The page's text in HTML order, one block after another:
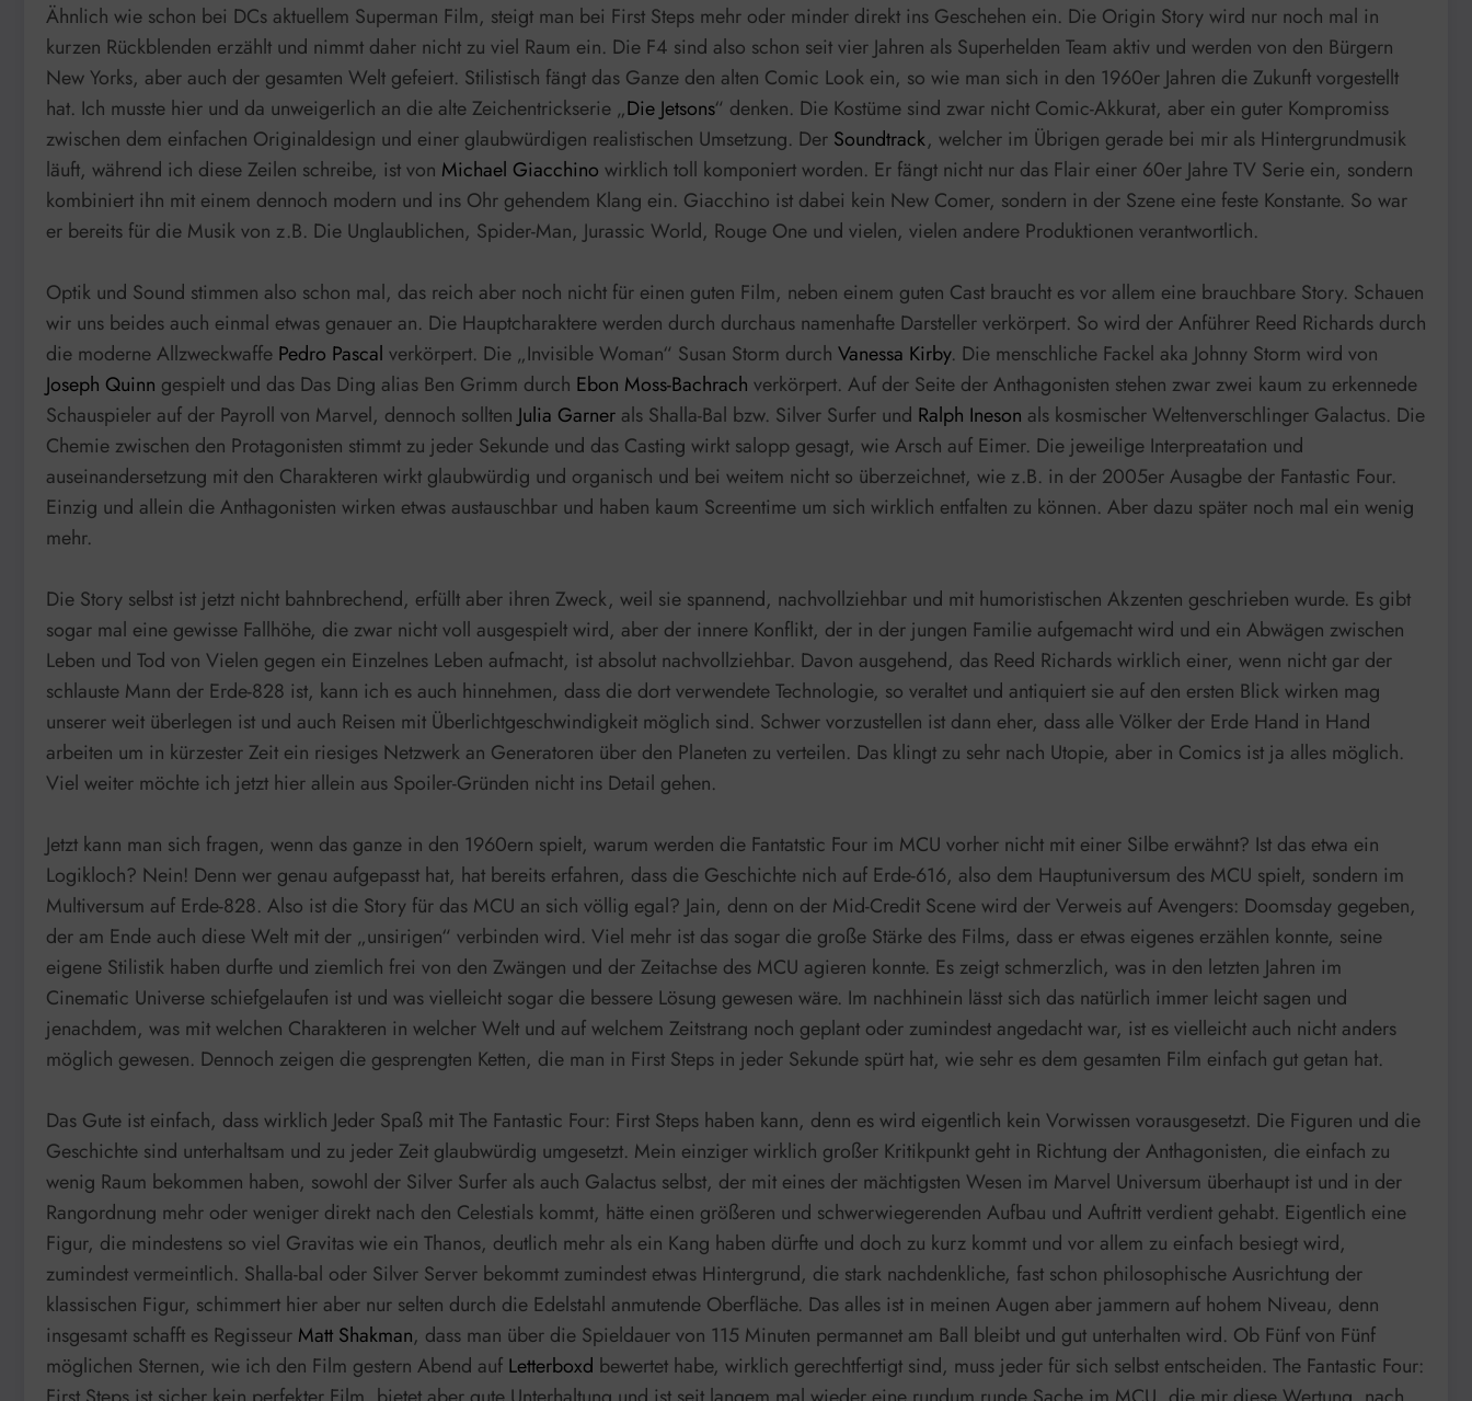
Ähnlich wie schon bei DCs aktuellem Superman Film, steigt man bei First Steps mehr oder minder direkt ins Geschehen ein. Die Origin Story wird nur noch mal in
kurzen Rückblenden erzählt und nimmt daher nicht zu viel Raum ein. Die F4 sind also schon seit vier Jahren als Superhelden Team aktiv und werden von den Bürgern
New Yorks, aber auch der gesamten Welt gefeiert. Stilistisch fängt das Ganze den alten Comic Look ein, so wie man sich in den 1960er Jahren die Zukunft vorgestellt
hat. Ich musste hier und da unweigerlich an die alte Zeichentrickserie „Die Jetsons“ denken. Die Kostüme sind zwar nicht Comic-Akkurat, aber ein guter Kompromiss
zwischen dem einfachen Originaldesign und einer glaubwürdigen realistischen Umsetzung. Der Soundtrack, welcher im Übrigen gerade bei mir als Hintergrundmusik
läuft, während ich diese Zeilen schreibe, ist von Michael Giacchino wirklich toll komponiert worden. Er fängt nicht nur das Flair einer 60er Jahre TV Serie ein, sondern
kombiniert ihn mit einem dennoch modern und ins Ohr gehendem Klang ein. Giacchino ist dabei kein New Comer, sondern in der Szene eine feste Konstante. So war
er bereits für die Musik von z.B. Die Unglaublichen, Spider-Man, Jurassic World, Rouge One und vielen, vielen andere Produktionen verantwortlich.
Optik und Sound stimmen also schon mal, das reich aber noch nicht für einen guten Film, neben einem guten Cast braucht es vor allem eine brauchbare Story. Schauen
wir uns beides auch einmal etwas genauer an. Die Hauptcharaktere werden durch durchaus namenhafte Darsteller verkörpert. So wird der Anführer Reed Richards durch
die moderne Allzweckwaffe Pedro Pascal verkörpert. Die „Invisible Woman“ Susan Storm durch Vanessa Kirby. Die menschliche Fackel aka Johnny Storm wird von
Joseph Quinn gespielt und das Das Ding alias Ben Grimm durch Ebon Moss-Bachrach verkörpert. Auf der Seite der Anthagonisten stehen zwar zwei kaum zu erkennede
Schauspieler auf der Payroll von Marvel, dennoch sollten Julia Garner als Shalla-Bal bzw. Silver Surfer und Ralph Ineson als kosmischer Weltenverschlinger Galactus. Die
Chemie zwischen den Protagonisten stimmt zu jeder Sekunde und das Casting wirkt salopp gesagt, wie Arsch auf Eimer. Die jeweilige Interpreatation und
auseinandersetzung mit den Charakteren wirkt glaubwürdig und organisch und bei weitem nicht so überzeichnet, wie z.B. in der 2005er Ausagbe der Fantastic Four.
Einzig und allein die Anthagonisten wirken etwas austauschbar und haben kaum Screentime um sich wirklich entfalten zu können. Aber dazu später noch mal ein wenig
mehr.
Die Story selbst ist jetzt nicht bahnbrechend, erfüllt aber ihren Zweck, weil sie spannend, nachvollziehbar und mit humoristischen Akzenten geschrieben wurde. Es gibt
sogar mal eine gewisse Fallhöhe, die zwar nicht voll ausgespielt wird, aber der innere Konflikt, der in der jungen Familie aufgemacht wird und ein Abwägen zwischen
Leben und Tod von Vielen gegen ein Einzelnes Leben aufmacht, ist absolut nachvollziehbar. Davon ausgehend, das Reed Richards wirklich einer, wenn nicht gar der
schlauste Mann der Erde-828 ist, kann ich es auch hinnehmen, dass die dort verwendete Technologie, so veraltet und antiquiert sie auf den ersten Blick wirken mag
unserer weit überlegen ist und auch Reisen mit Überlichtgeschwindigkeit möglich sind. Schwer vorzustellen ist dann eher, dass alle Völker der Erde Hand in Hand
arbeiten um in kürzester Zeit ein riesiges Netzwerk an Generatoren über den Planeten zu verteilen. Das klingt zu sehr nach Utopie, aber in Comics ist ja alles möglich.
Viel weiter möchte ich jetzt hier allein aus Spoiler-Gründen nicht ins Detail gehen.
Jetzt kann man sich fragen, wenn das ganze in den 1960ern spielt, warum werden die Fantatstic Four im MCU vorher nicht mit einer Silbe erwähnt? Ist das etwa ein
Logikloch? Nein! Denn wer genau aufgepasst hat, hat bereits erfahren, dass die Geschichte nich auf Erde-616, also dem Hauptuniversum des MCU spielt, sondern im
Multiversum auf Erde-828. Also ist die Story für das MCU an sich völlig egal? Jain, denn on der Mid-Credit Scene wird der Verweis auf Avengers: Doomsday gegeben,
der am Ende auch diese Welt mit der „unsirigen“ verbinden wird. Viel mehr ist das sogar die große Stärke des Films, dass er etwas eigenes erzählen konnte, seine
eigene Stilistik haben durfte und ziemlich frei von den Zwängen und der Zeitachse des MCU agieren konnte. Es zeigt schmerzlich, was in den letzten Jahren im
Cinematic Universe schiefgelaufen ist und was vielleicht sogar die bessere Lösung gewesen wäre. Im nachhinein lässt sich das natürlich immer leicht sagen und
jenachdem, was mit welchen Charakteren in welcher Welt und auf welchem Zeitstrang noch geplant oder zumindest angedacht war, ist es vielleicht auch nicht anders
möglich gewesen. Dennoch zeigen die gesprengten Ketten, die man in First Steps in jeder Sekunde spürt hat, wie sehr es dem gesamten Film einfach gut getan hat.
Das Gute ist einfach, dass wirklich Jeder Spaß mit The Fantastic Four: First Steps haben kann, denn es wird eigentlich kein Vorwissen vorausgesetzt. Die Figuren und die
Geschichte sind unterhaltsam und zu jeder Zeit glaubwürdig umgesetzt. Mein einziger wirklich großer Kritikpunkt geht in Richtung der Anthagonisten, die einfach zu
wenig Raum bekommen haben, sowohl der Silver Surfer als auch Galactus selbst, der mit eines der mächtigsten Wesen im Marvel Universum überhaupt ist und in der
Rangordnung mehr oder weniger direkt nach den Celestials kommt, hätte einen größeren und schwerwiegerenden Aufbau und Auftritt verdient gehabt. Eigentlich eine
Figur, die mindestens so viel Gravitas wie ein Thanos, deutlich mehr als ein Kang haben dürfte und doch zu kurz kommt und vor allem zu einfach besiegt wird,
zumindest vermeintlich. Shalla-bal oder Silver Server bekommt zumindest etwas Hintergrund, die stark nachdenkliche, fast schon philosophische Ausrichtung der
klassischen Figur, schimmert hier aber nur selten durch die Edelstahl anmutende Oberfläche. Das alles ist in meinen Augen aber jammern auf hohem Niveau, denn
insgesamt schafft es Regisseur Matt Shakman, dass man über die Spieldauer von 115 Minuten permannet am Ball bleibt und gut unterhalten wird. Ob Fünf von Fünf
möglichen Sternen, wie ich den Film gestern Abend auf Letterboxd bewertet habe, wirklich gerechtfertigt sind, muss jeder für sich selbst entscheiden. The Fantastic Four: